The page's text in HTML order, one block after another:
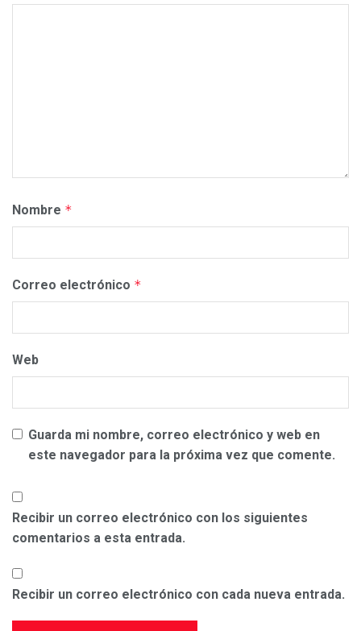
Nombre *
Correo electrónico *
Web
Guarda mi nombre, correo electrónico y web en
este navegador para la próxima vez que comente.
Recibir un correo electrónico con los siguientes
comentarios a esta entrada.
Recibir un correo electrónico con cada nueva entrada.